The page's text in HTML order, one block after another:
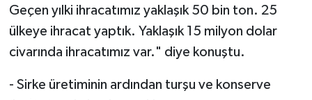
Geçen yılki ihracatımız yaklaşık 50 bin ton. 25
ülkeye ihracat yaptık. Yaklaşık 15 milyon dolar
civarında ihracatımız var." diye konuştu.
- Sirke üretiminin ardından turşu ve konserve